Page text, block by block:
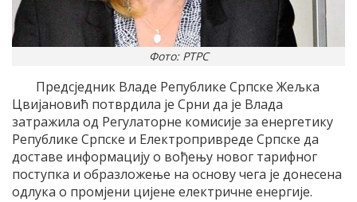
Фото: РТРС
Предсједник Владе Републике Српске Жељка
Цвијановић потврдила је Срни да је Влада
затражила од Регулаторне комисије за енергетику
Републике Српске и Електропривреде Српске да
доставе информацију о вођењу новог тарифног
поступка и образложење на основу чега је донесена
одлука о промјени цијене електричне енергије.